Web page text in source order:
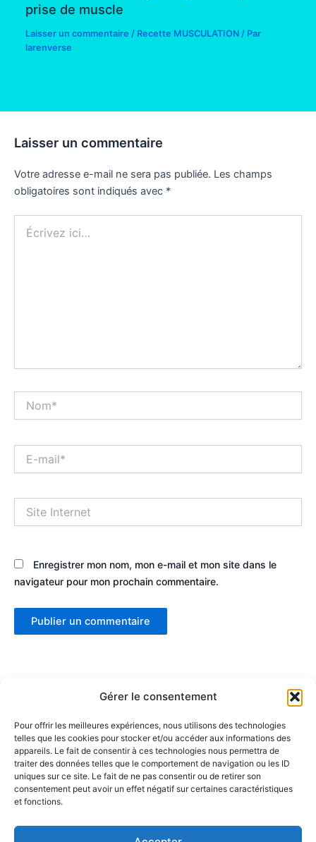
Gérer le consentement
Pour offrir les meilleures expériences, nous utilisons des technologies
telles que les cookies pour stocker et/ou accéder aux informations des
appareils. Le fait de consentir à ces technologies nous permettra de
traiter des données telles que le comportement de navigation ou les ID
uniques sur ce site. Le fait de ne pas consentir ou de retirer son
consentement peut avoir un effet négatif sur certaines caractéristiques
et fonctions.
prise de muscle
Laisser un commentaire / Recette MUSCULATION / Par
larenverse
Laisser un commentaire
Votre adresse e-mail ne sera pas publiée. Les champs
obligatoires sont indiqués avec *
ici…
mail*
Internet
Enregistrer mon nom, mon e-mail et mon site dans le
navigateur pour mon prochain commentaire.
Partenaires :
LaMaisonDuDonut
LaBelleBiere